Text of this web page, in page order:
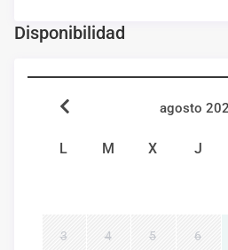
garantizar el confort de los
barbacoa, aseo exterior, área
aparcamiento. Además,
natural que rodea la finca.
Información de la zona
Disponibilidad
agosto
L M X J
3 4 5 6